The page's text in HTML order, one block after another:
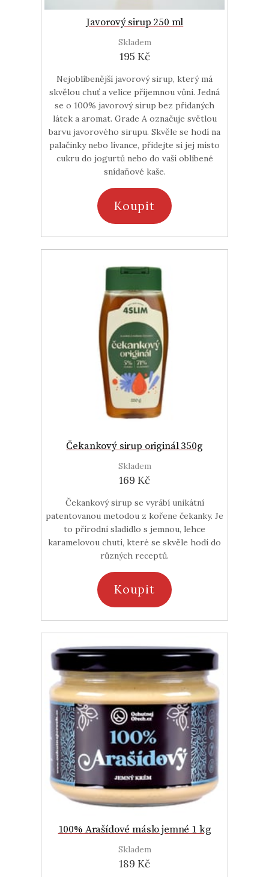
Javorový sirup 250 ml
Skladem
195 Kč
Nejoblíbenější javorový sirup, který má
skvělou chuť a velice příjemnou vůni. Jedná
se o 100% javorový sirup bez přidaných
látek a aromat. Grade A označuje světlou
barvu javorového sirupu. Skvěle se hodí na
palačinky nebo lívance, přidejte si jej místo
cukru do jogurtů nebo do vaší oblíbené
snídaňové kaše.
Koupit
Čekankový sirup originál 350g
Skladem
169 Kč
Čekankový sirup se vyrábí unikátní
patentovanou metodou z kořene čekanky. Je
to přírodní sladidlo s jemnou, lehce
karamelovou chutí, které se skvěle hodí do
různých receptů.
Koupit
100% Arašídové máslo jemné 1 kg
Skladem
189 Kč